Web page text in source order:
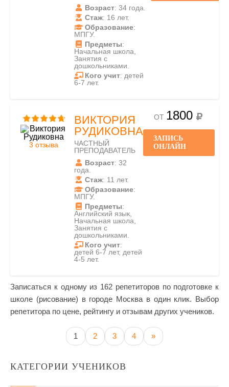
Возраст: 34 года.
Стаж: 16 лет.
Образование:
МПГУ.
Предметы:
Начальная школа,
Занятия с
дошкольниками.
Кого учит: детей
6-7 лет.
3 отзыва
ВИКТОРИЯ
РУДИКОВНА
ЧАСТНЫЙ
ПРЕПОДАВАТЕЛЬ
Возраст: 32
года.
Стаж: 11 лет.
Образование:
МПГУ.
Предметы:
Английский язык,
Начальная школа,
Занятия с
дошкольниками.
Кого учит:
детей 6-7 лет, детей
4-5 лет.
ОТ 1800
ЗАПИСЬ
ОНЛАЙН
Записаться к одному из 162 репетиторов по подготовке к
школе (рисование) в городе Москва в один клик. Выбор
репетитора по цене, рейтингу и отзывам других учеников.
1 2 3 4 »
КАТЕГОРИИ УЧЕНИКОВ